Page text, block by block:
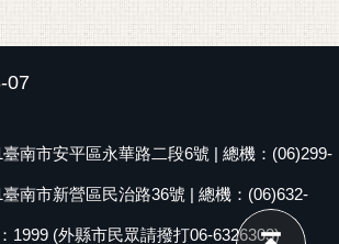
07
南市安平區永華路二段6號 | 總機：(06)299-
南市新營區民治路36號 | 總機：(06)632-
1999 (外縣市民眾請撥打06-6326303)